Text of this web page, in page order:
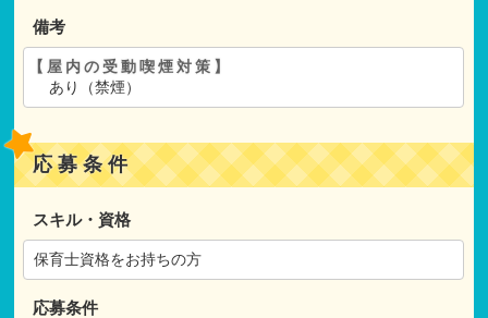
備考
【屋内の受動喫煙対策】
あり（禁煙）
応募条件
スキル・資格
保育士資格をお持ちの方
応募条件